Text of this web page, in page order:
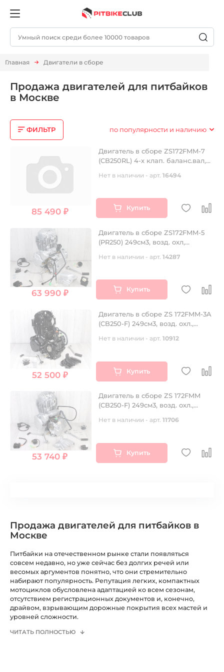
Главная Двигатели в сборе
Продажа двигателей для питбайков
в Москве
ФИЛЬТР по популярности и наличию
85 490 ₽
Двигатель в сборе ZS172FMM-7
(CB250RL) 4-х клап. баланс.вал,
передач.
Нет в наличии - арт.16494
Купить
63 990 ₽
Двигатель в сборе ZS172FMM-5
(PR250) 249см3, возд. охл,
Нет в наличии - арт.14287
Купить
52 500 ₽
Двигатель в сборе ZS 172FMM-3A
(CB250-F) 249см3, возд. охл.,
Нет в наличии - арт.10912
Купить
53 740 ₽
Двигатель в сборе ZS 172FMM
(CB250-F) 249см3, возд. охл.,
Нет в наличии - арт.11706
Купить
Продажа двигателей для питбайков в
Москве
Питбайки на отечественном рынке стали появляться
совсем недавно, но уже сейчас без долгих речей или
весомых аргументов понятно, что они стремительно
набирают популярность. Репутация легких, компактных
мотоциклов обусловлена адаптацией ко всем сезонам,
отсутствием регистрационных документов и, конечно,
драйвом, взрывающим дорожные покрытия всех мастей и
уровней сложности.
ЧИТАТЬ ПОЛНОСТЬЮ